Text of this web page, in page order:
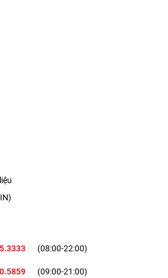
này còn được trang bị chuẩn chống
xây dựng.
thống camera Pro mới
(08:00-22:00)
(09:00-21:00)